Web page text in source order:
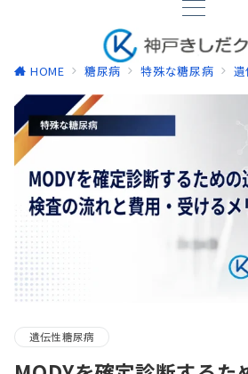
HOME 糖尿病 特殊な糖尿病
遺伝性糖尿病